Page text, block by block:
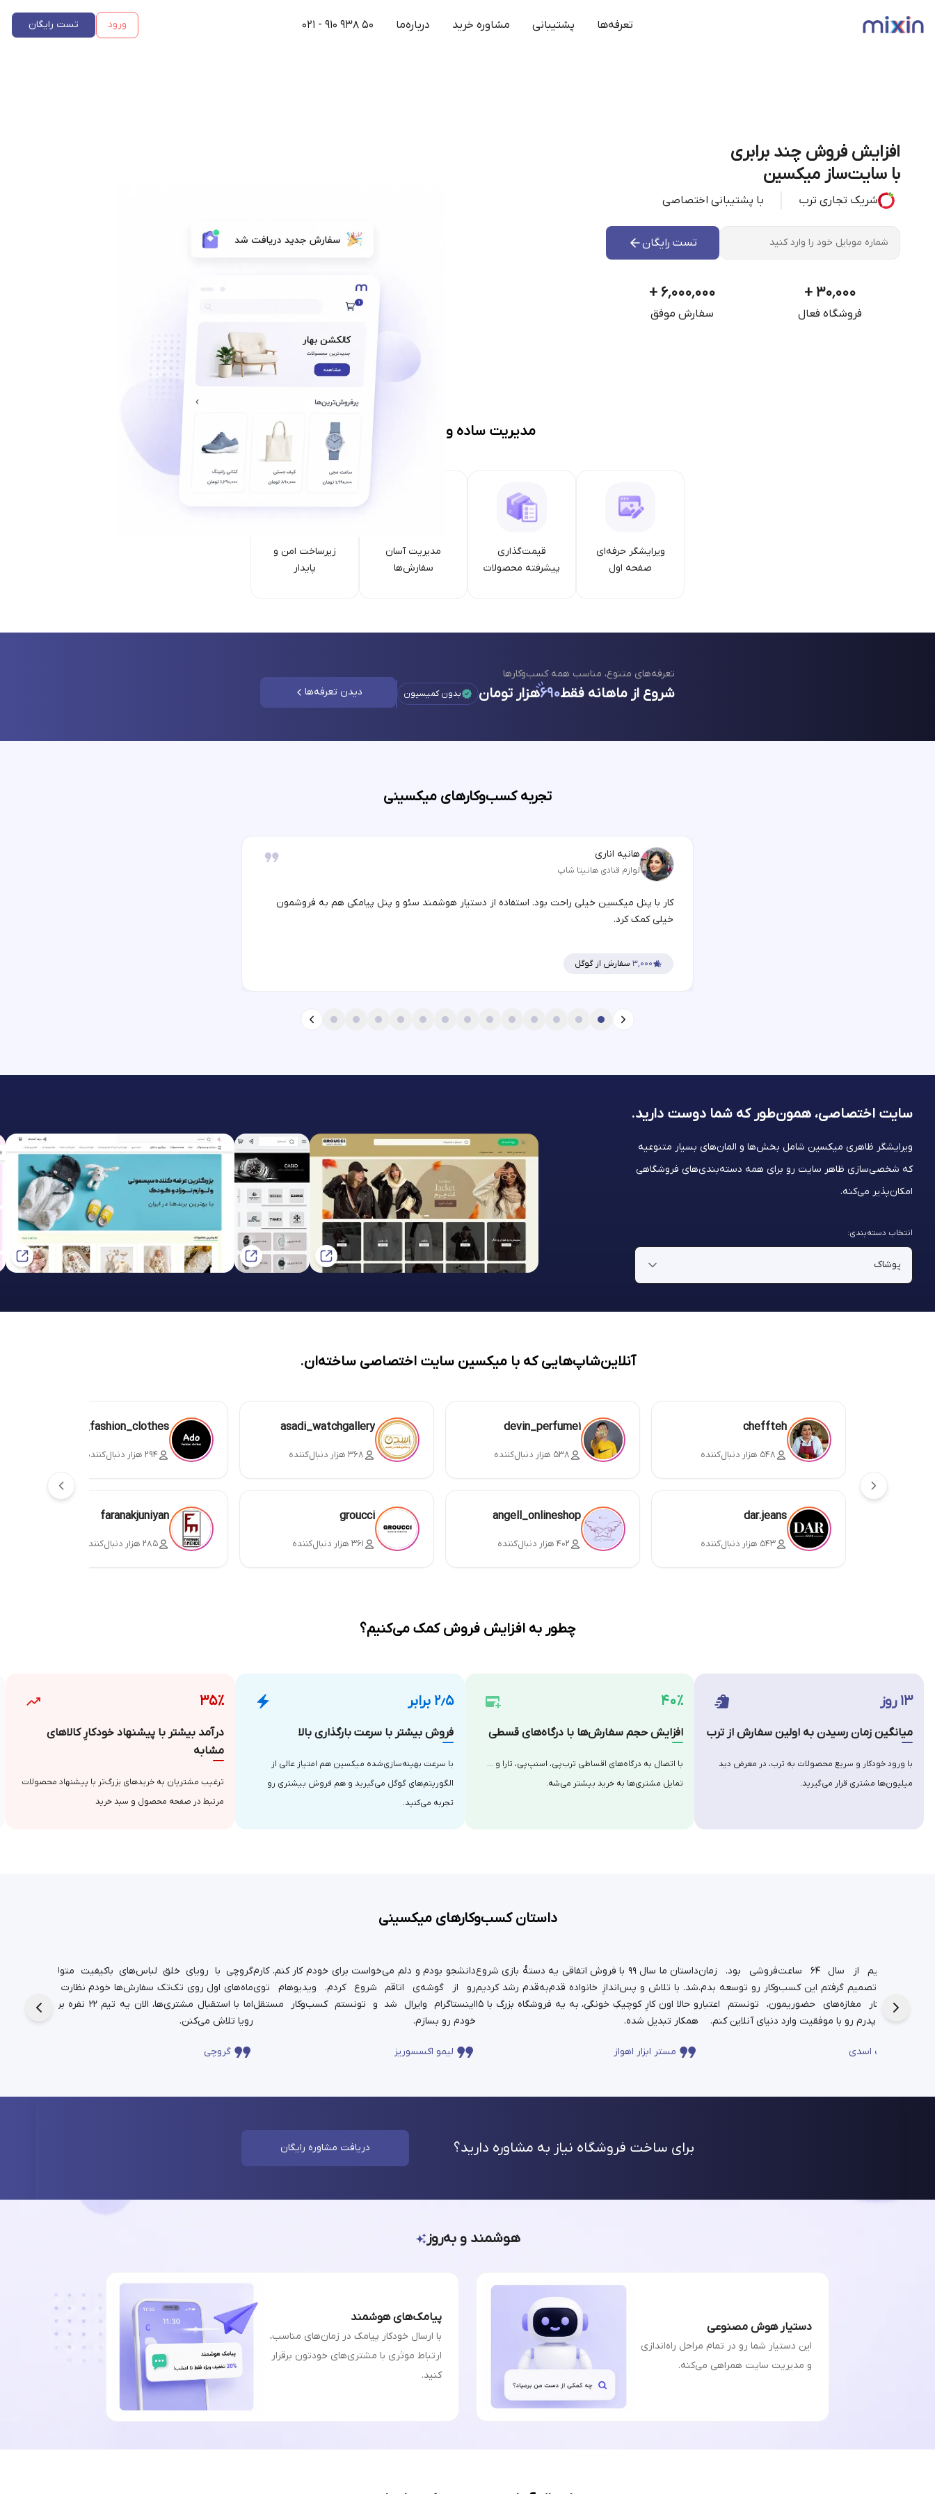
تعرفه‌ها پشتیبانی مشاوره خرید درباره‌ما ۰۲۱ - ۹۱۰ ۹۳۸ ۵۰ ورود تست رایگان
افزایش فروش چند برابری
با سایت‌ساز میکسین
شریک تجاری ترب با پشتیبانی اختصاصی
تست رایگان
۳۰٬۰۰۰ +
فروشگاه فعال
۶٬۰۰۰٬۰۰۰ +
سفارش موفق
مدیریت ساده و حرفه‌ای
ویرایشگر حرفه‌ای
صفحه اول
قیمت‌گذاری
پیشرفته محصولات
مدیریت آسان
سفارش‌ها
زیرساخت امن‌ و
پایدار
تعرفه‌های متنوع، مناسب همه کسب‌وکارها
شروع از ماهانه فقط۶۹۰هزار تومان بدون کمیسیون دیدن تعرفه‌ها
تجربه کسب‌وکارهای میکسینی
هانیه اناری
لوازم قنادی هانیتا شاپ
کار با پنل میکسین خیلی راحت بود. استفاده از دستیار هوشمند سئو و پنل پیامکی هم به فروشمون
خیلی کمک کرد.
۳,۰۰۰ سفارش از گوگل
سایت اختصاصی، همون‌طور که شما دوست دارید.
ویرایشگر ظاهری میکسین شامل بخش‌ها و المان‌های بسیار متنوعیه
که شخصی‌سازی ظاهر سایت رو برای همه دسته‌بندی‌های فروشگاهی
امکان‌پذیر می‌کنه.
انتخاب دسته‌بندی:
آنلاین‌شاپ‌هایی که با میکسین سایت اختصاصی ساخته‌ان.
cheffteh
۵۴۸ هزار دنبال‌کننده
devin_perfume1
۵۳۸ هزار دنبال‌کننده
asadi_watchgallery
۳۶۸ هزار دنبال‌کننده
ado_fashion_clothes
۲۹۴ هزار دنبال‌کننده
dar.jeans
۵۴۳ هزار دنبال‌کننده
angell_onlineshop
۴۰۲ هزار دنبال‌کننده
groucci
۳۶۱ هزار دنبال‌کننده
faranakjuniyan
۲۸۵ هزار دنبال‌کننده
چطور به افزایش فروش کمک می‌کنیم؟
۳۵٪
درآمد بیشتر با پیشنهاد خودکارِ کالاهای
مشابه
ترغیب مشتریان به خریدهای بزرگ‌تر با پیشنهاد محصولات
مرتبط در صفحه محصول و سبد خرید
۲٫۵ برابر
فروش بیشتر با سرعت بارگذاری بالا
با سرعت بهینه‌سازی‌شده میکسین هم امتیاز عالی از
الگوریتم‌های گوگل می‌گیرید و هم فروش بیشتری رو
تجربه می‌کنید.
۴۰٪
افزایش حجم سفارش‌ها با درگاه‌های قسطی
با اتصال به درگاه‌های اقساطی ترب‌پی، اسنپ‌پی، تارا و …
تمایل مشتری‌ها به خرید بیشتر می‌شه.
۱۳ روز
میانگین زمان رسیدن به اولین سفارش از ترب
با ورود خودکار و سریع محصولات به ترب، در معرض دید
میلیون‌ها مشتری قرار می‌گیرید.
داستان کسب‌وکارهای میکسینی
گروچی با رویای خلق لباس‌های باکیفیت متولد شد.
ماه‌های اول روی تک‌تک سفارش‌ها خودم نظارت داشتم،
اما با استقبال مشتری‌ها، الان یه تیم ۲۲ نفره برای این
رویا تلاش می‌کنن.
گروچی
دانشجو بودم و دلم می‌خواست برای خودم کار کنم. کارم
رو از گوشه‌ی اتاقم شروع کردم. ویدیوهام توی
اینستاگرام وایرال شد و تونستم کسب‌وکار مستقل
خودم رو بسازم.
لیمو اکسسوریز
داستان ما سال ۹۹ با فروش اتفاقی یه دسته‌ٔ بازی شروع
شد. با تلاش و پس‌اندازِ خانواده قدم‌به‌قدم رشد کردیم
و حالا اون کارِ کوچیکِ خونگی، به یه فروشگاه بزرگ با ۱۵
همکار تبدیل شده.
مستر ابزار اهواز
شغل پدریم از سال ۶۴ ساعت‌فروشی بود. زمان
دانشجویی تصمیم گرفتم این کسب‌وکار رو توسعه بدم.
حالا در کنار مغازه‌های حضوریمون، تونستم اعتبار
چندساله‌ی پدرم رو با موفقیت وارد دنیای آنلاین کنم.
ساعت اسدی
برای ساخت فروشگاه نیاز به مشاوره دارید؟ دریافت مشاوره رایگان
هوشمند و به‌روز
دستیار هوش مصنوعی
این دستیار شما رو در تمام مراحل راه‌اندازی
و مدیریت سایت همراهی می‌کنه.
پیامک‌های هوشمند
با ارسال خودکار پیامک در زمان‌های مناسب،
ارتباط موثری با مشتری‌های خودتون برقرار
کنید.